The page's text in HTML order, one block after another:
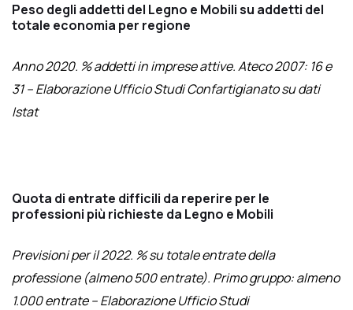
Peso degli addetti del Legno e Mobili su addetti del
totale economia per regione
Anno 2020. % addetti in imprese attive. Ateco 2007: 16 e
31 – Elaborazione Ufficio Studi Confartigianato su dati
Istat
Quota di entrate difficili da reperire per le
professioni più richieste da Legno e Mobili
Previsioni per il 2022. % su totale entrate della
professione (almeno 500 entrate). Primo gruppo: almeno
1.000 entrate – Elaborazione Ufficio Studi